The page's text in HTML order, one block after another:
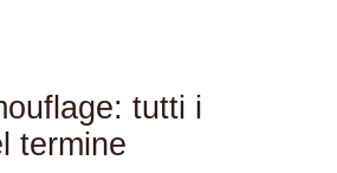
tutti i
termine